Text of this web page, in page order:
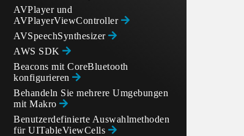
AVPlayer und
AVPlayerViewController
AVSpeechSynthesizer
AWS SDK
Beacons mit CoreBluetooth
konfigurieren
Behandeln Sie mehrere Umgebungen
mit Makro
Benutzerdefinierte Auswahlmethoden
für UITableViewCells